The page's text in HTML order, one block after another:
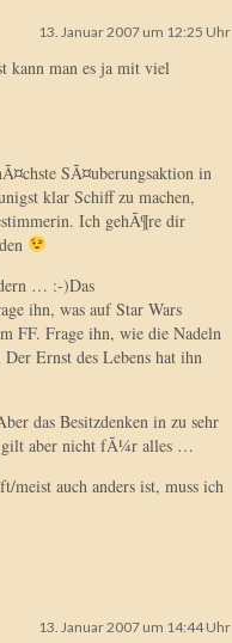
13. Januar 2007 um 12:25 Uhr
kann man es ja mit viel
SÃ¤uberungsaktion in
klar Schiff zu machen,
Ich gehÃ¶re dir
… :-)Das
ihn, was auf Star Wars
FF. Frage ihn, wie die Nadeln
Ernst des Lebens hat ihn
das Besitzdenken in zu sehr
gilt aber nicht fÃ¼r alles …
meist auch anders ist, muss ich
13. Januar 2007 um 14:44 Uhr